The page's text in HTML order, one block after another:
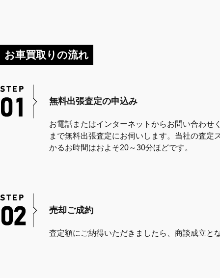
お車買取りの流れ
無料出張査定の申込み
お電話またはインターネットからお問い合わせ
まで無料出張査定にお伺いします。当社の査
かるお時間はおよそ20～30分ほどです。
売却ご成約
査定額にご納得いただきましたら、商談成立と